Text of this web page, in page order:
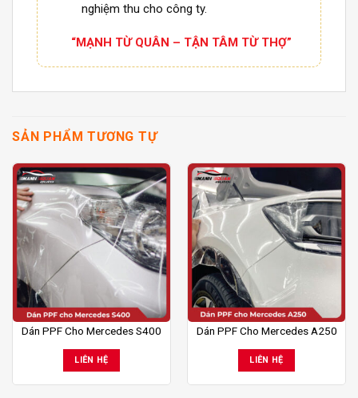
nghiệm thu cho công ty.
“MẠNH TỪ QUÂN – TẬN TÂM TỪ THỢ”
SẢN PHẨM TƯƠNG TỰ
Dán PPF Cho Mercedes S400
LIÊN HỆ
Dán PPF Cho Mercedes A250
LIÊN HỆ